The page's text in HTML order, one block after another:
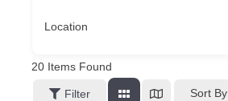
Location
20 Items Found
Filter Sort By